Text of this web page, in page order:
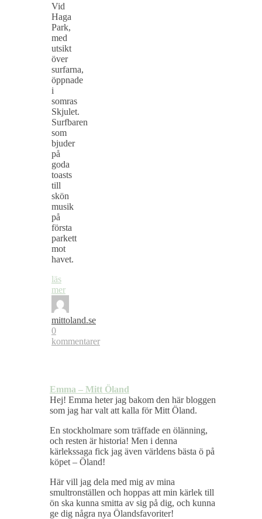
Vid
Haga
Park,
med
utsikt
över
surfarna,
öppnade
i
somras
Skjulet.
Surfbaren
som
bjuder
på
goda
toasts
till
skön
musik
på
första
parkett
mot
havet.
läs
mer
mittoland.se
0
kommentarer
Emma – Mitt Öland
Hej! Emma heter jag bakom den här bloggen
som jag har valt att kalla för Mitt Öland.
En stockholmare som träffade en ölänning,
och resten är historia! Men i denna
kärlekssaga fick jag även världens bästa ö på
köpet – Öland!
Här vill jag dela med mig av mina
smultronställen och hoppas att min kärlek till
ön ska kunna smitta av sig på dig, och kunna
ge dig några nya Ölandsfavoriter!